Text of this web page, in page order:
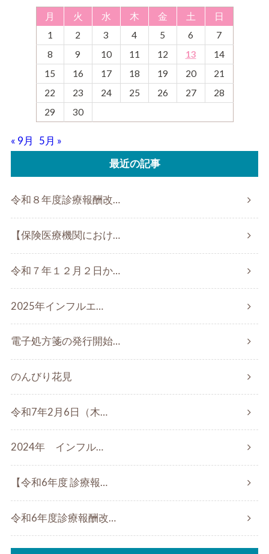
月 火 水 木 金 土
日
1
2 3 4 5 6
7
8
9 10 11 12 13
14
15
16 17 18 19 20
21
22
23 24 25 26 27
28
29
30
« 9月
5月 »
最近の記事
令和８年度診療報酬改…
【保険医療機関におけ…
令和７年１２月２日か…
2025年インフルエ…
電子処方箋の発行開始…
のんびり花見
令和7年2月6日（木…
2024年 インフル…
【令和6年度 診療報…
令和6年度診療報酬改…